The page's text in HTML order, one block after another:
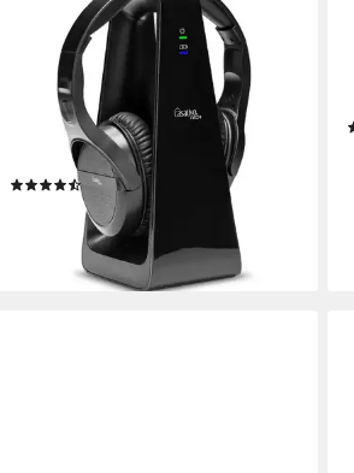
Digitaler Funk Kopfhörer –
Ladestation – kabellos, 30 m
Reichweite Funk-Kopfhörer
Verbindung
max. Laufzeit
(2)
UVP 149,95 €
lieferbar - in 2-3 Werktagen bei dir